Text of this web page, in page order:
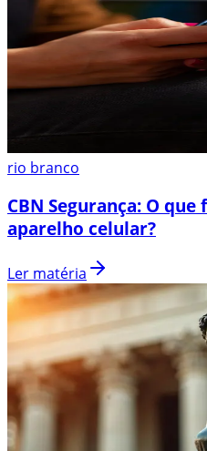
rio branco
CBN Segurança: O
aparelho celular?
Ler matéria